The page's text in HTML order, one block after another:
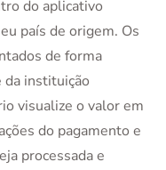
do aplicativo
país de origem. Os
de forma
instituição
visualize o valor em
do pagamento e
processada e